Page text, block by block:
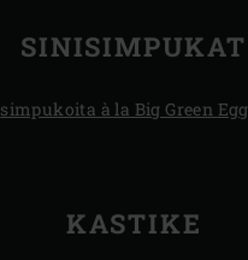
SINISIMPUKAT
simpukoita à la Big Green Egg
KASTIKE